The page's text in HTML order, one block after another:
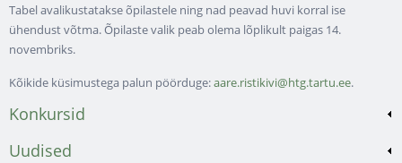
Tabel avalikustatakse õpilastele ning nad peavad huvi korral ise
ühendust võtma. Õpilaste valik peab olema lõplikult paigas 14.
novembriks.
Kõikide küsimustega palun pöörduge:aare.ristikivi@htg.tartu.ee.
Konkursid
Uudised